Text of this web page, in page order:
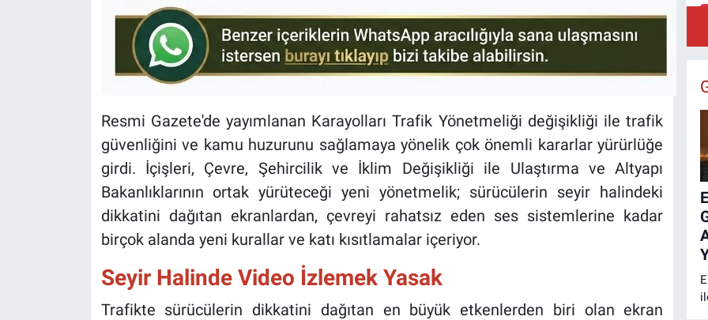
Resmi Gazete'de yayımlanan Karayolları Trafik Yönetmeliği değişikliği ile trafik
güvenliğini ve kamu huzurunu sağlamaya yönelik çok önemli kararlar yürürlüğe
girdi. İçişleri, Çevre, Şehircilik ve İklim Değişikliği ile Ulaştırma ve Altyapı
Bakanlıklarının ortak yürüteceği yeni yönetmelik; sürücülerin seyir halindeki
dikkatini dağıtan ekranlardan, çevreyi rahatsız eden ses sistemlerine kadar
birçok alanda yeni kurallar ve katı kısıtlamalar içeriyor.
Seyir Halinde Video İzlemek Yasak
Trafikte sürücülerin dikkatini dağıtan en büyük etkenlerden biri olan ekran